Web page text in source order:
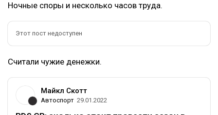
Ночные споры и несколько часов труда.
Этот пост недоступен
Считали чужие денежки.
Майкл Скотт
Автоспорт 29.01.2022